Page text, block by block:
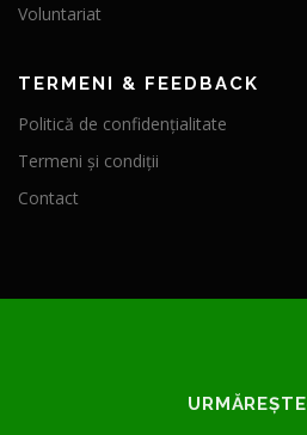
Voluntariat
TERMENI & FEEDBACK
Politică de confidențialitate
Termeni și condiții
Contact